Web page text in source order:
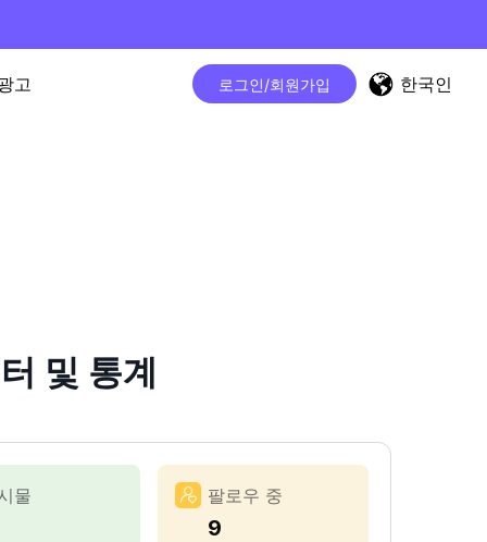
고 로그인/회원가입 한국인
및 통계
물 팔로우 중
9